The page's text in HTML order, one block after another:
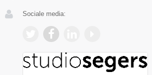
Sociale media: